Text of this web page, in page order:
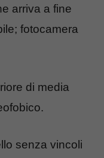
arriva a fine
fotocamera
di media
senza vincoli